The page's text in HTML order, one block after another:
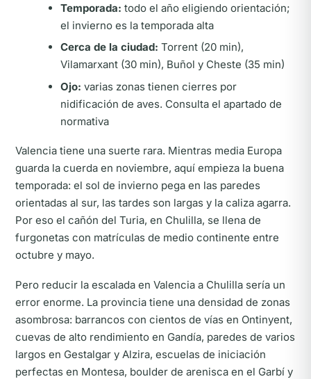
Temporada: todo el año eligiendo orientación;
el invierno es la temporada alta
Cerca de la ciudad: Torrent (20 min),
Vilamarxant (30 min), Buñol y Cheste (35 min)
Ojo: varias zonas tienen cierres por
nidificación de aves. Consulta el apartado de
normativa
Valencia tiene una suerte rara. Mientras media Europa
guarda la cuerda en noviembre, aquí empieza la buena
temporada: el sol de invierno pega en las paredes
orientadas al sur, las tardes son largas y la caliza agarra.
Por eso el cañón del Turia, en Chulilla, se llena de
furgonetas con matrículas de medio continente entre
octubre y mayo.
Pero reducir la escalada en Valencia a Chulilla sería un
error enorme. La provincia tiene una densidad de zonas
asombrosa: barrancos con cientos de vías en Ontinyent,
cuevas de alto rendimiento en Gandía, paredes de varios
largos en Gestalgar y Alzira, escuelas de iniciación
perfectas en Montesa, boulder de arenisca en el Garbí y